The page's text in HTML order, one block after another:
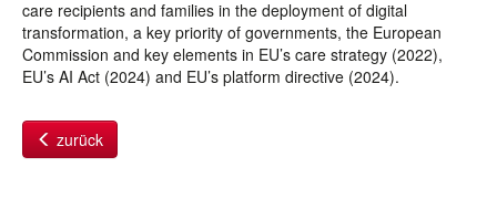
care recipients and families in the deployment of digital
transformation, a key priority of governments, the European
Commission and key elements in EU’s care strategy (2022),
EU’s AI Act (2024) and EU’s platform directive (2024).
zurück